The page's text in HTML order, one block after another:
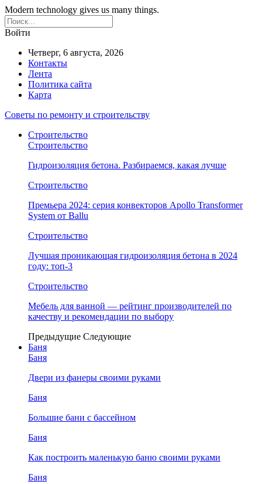
Modern technology gives us many things.
Войти
Четверг, 6 августа, 2026
Контакты
Лента
Политика сайта
Карта
Советы по ремонту и строительству
Строительство
Строительство
Гидроизоляция бетона. Разбираемся, какая лучше
Строительство
Премьера 2024: серия конвекторов Apollo Transformer
System от Ballu
Строительство
Лучшая проникающая гидроизоляция бетона в 2024
году: топ-3
Строительство
Мебель для ванной — рейтинг производителей по
качеству и рекомендации по выбору
Предыдущие Следующие
Баня
Баня
Двери из фанеры своими руками
Баня
Большие бани с бассейном
Баня
Как построить маленькую баню своими руками
Баня